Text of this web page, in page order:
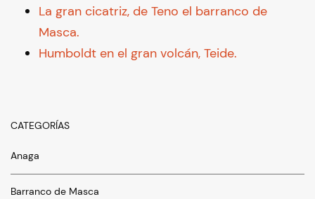
La gran cicatriz, de Teno el barranco de
Masca.
Humboldt en el gran volcán, Teide.
CATEGORÍAS
Anaga
Barranco de Masca